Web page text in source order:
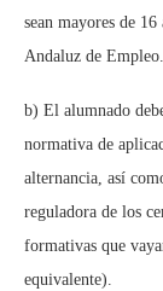
sean mayores de
Andaluz de Empleo.
b) El alumnado
normativa de
alternancia, así
reguladora de los
formativas que
equivalente).